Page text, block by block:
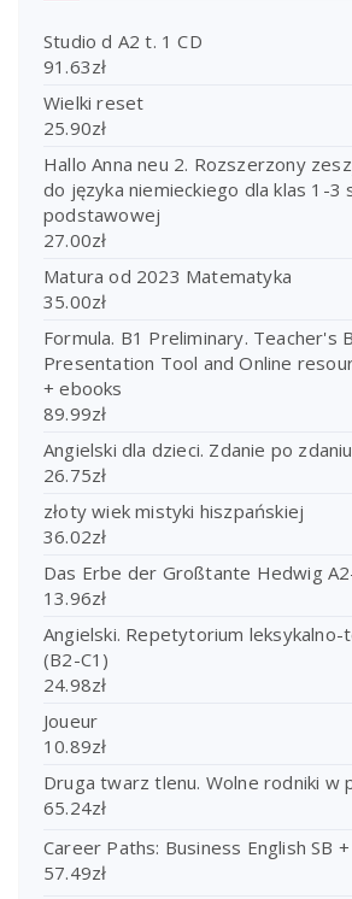
Studio d A2 t. 1 CD
91.63zł
Wielki reset
25.90zł
Hallo Anna neu 2. Rozszerzony
do języka niemieckiego dla klas 1-3
podstawowej
27.00zł
Matura od 2023 Matematyka
35.00zł
Formula. B1 Preliminary. Teacher's
Presentation Tool and Online
+ ebooks
89.99zł
Angielski dla dzieci. Zdanie po
26.75zł
złoty wiek mistyki hiszpańskiej
36.02zł
Das Erbe der Großtante Hedwig
13.96zł
Angielski. Repetytorium leksykalno-
(B2-C1)
24.98zł
Joueur
10.89zł
Druga twarz tlenu. Wolne rodniki w
65.24zł
Career Paths: Business English SB
57.49zł